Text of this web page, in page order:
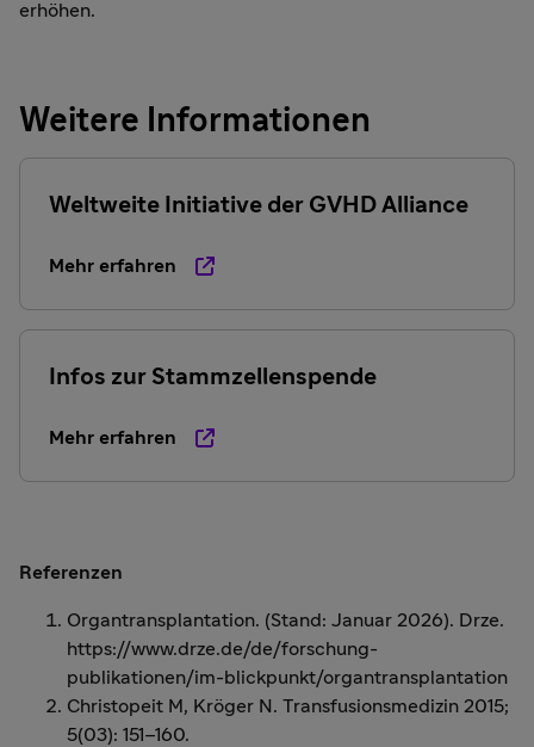
erhöhen.
Weitere Informationen
Weltweite Initiative der GVHD Alliance
Mehr erfahren
Infos zur Stammzellenspende
Mehr erfahren
Referenzen
Organtransplantation. (Stand: Januar 2026). Drze.
https://www.drze.de/de/forschung-
publikationen/im-blickpunkt/organtransplantation
Christopeit M, Kröger N. Transfusionsmedizin 2015;
5(03): 151–160.